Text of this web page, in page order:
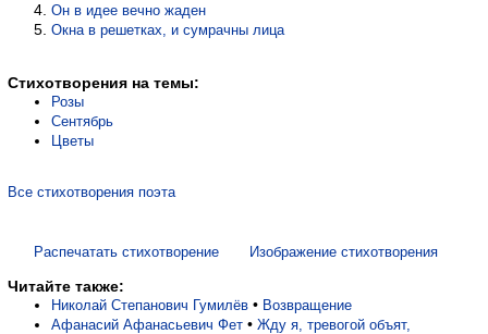
Он в идее вечно жаден
Окна в решетках, и сумрачны лица
Стихотворения на темы:
Розы
Сентябрь
Цветы
Все стихотворения поэта
Распечатать стихотворение Изображение стихотворения
Читайте также:
Николай Степанович Гумилёв • Возвращение
Афанасий Афанасьевич Фет • Жду я, тревогой объят,